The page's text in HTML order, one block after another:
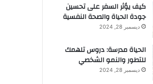
كيف يؤثر السفر على تحسين
جودة الحياة والصحة النفسية
ديسمبر 28, 2024
الحياة مدرسة: دروس تلهمك
للتطور والنمو الشخصي
ديسمبر 28, 2024